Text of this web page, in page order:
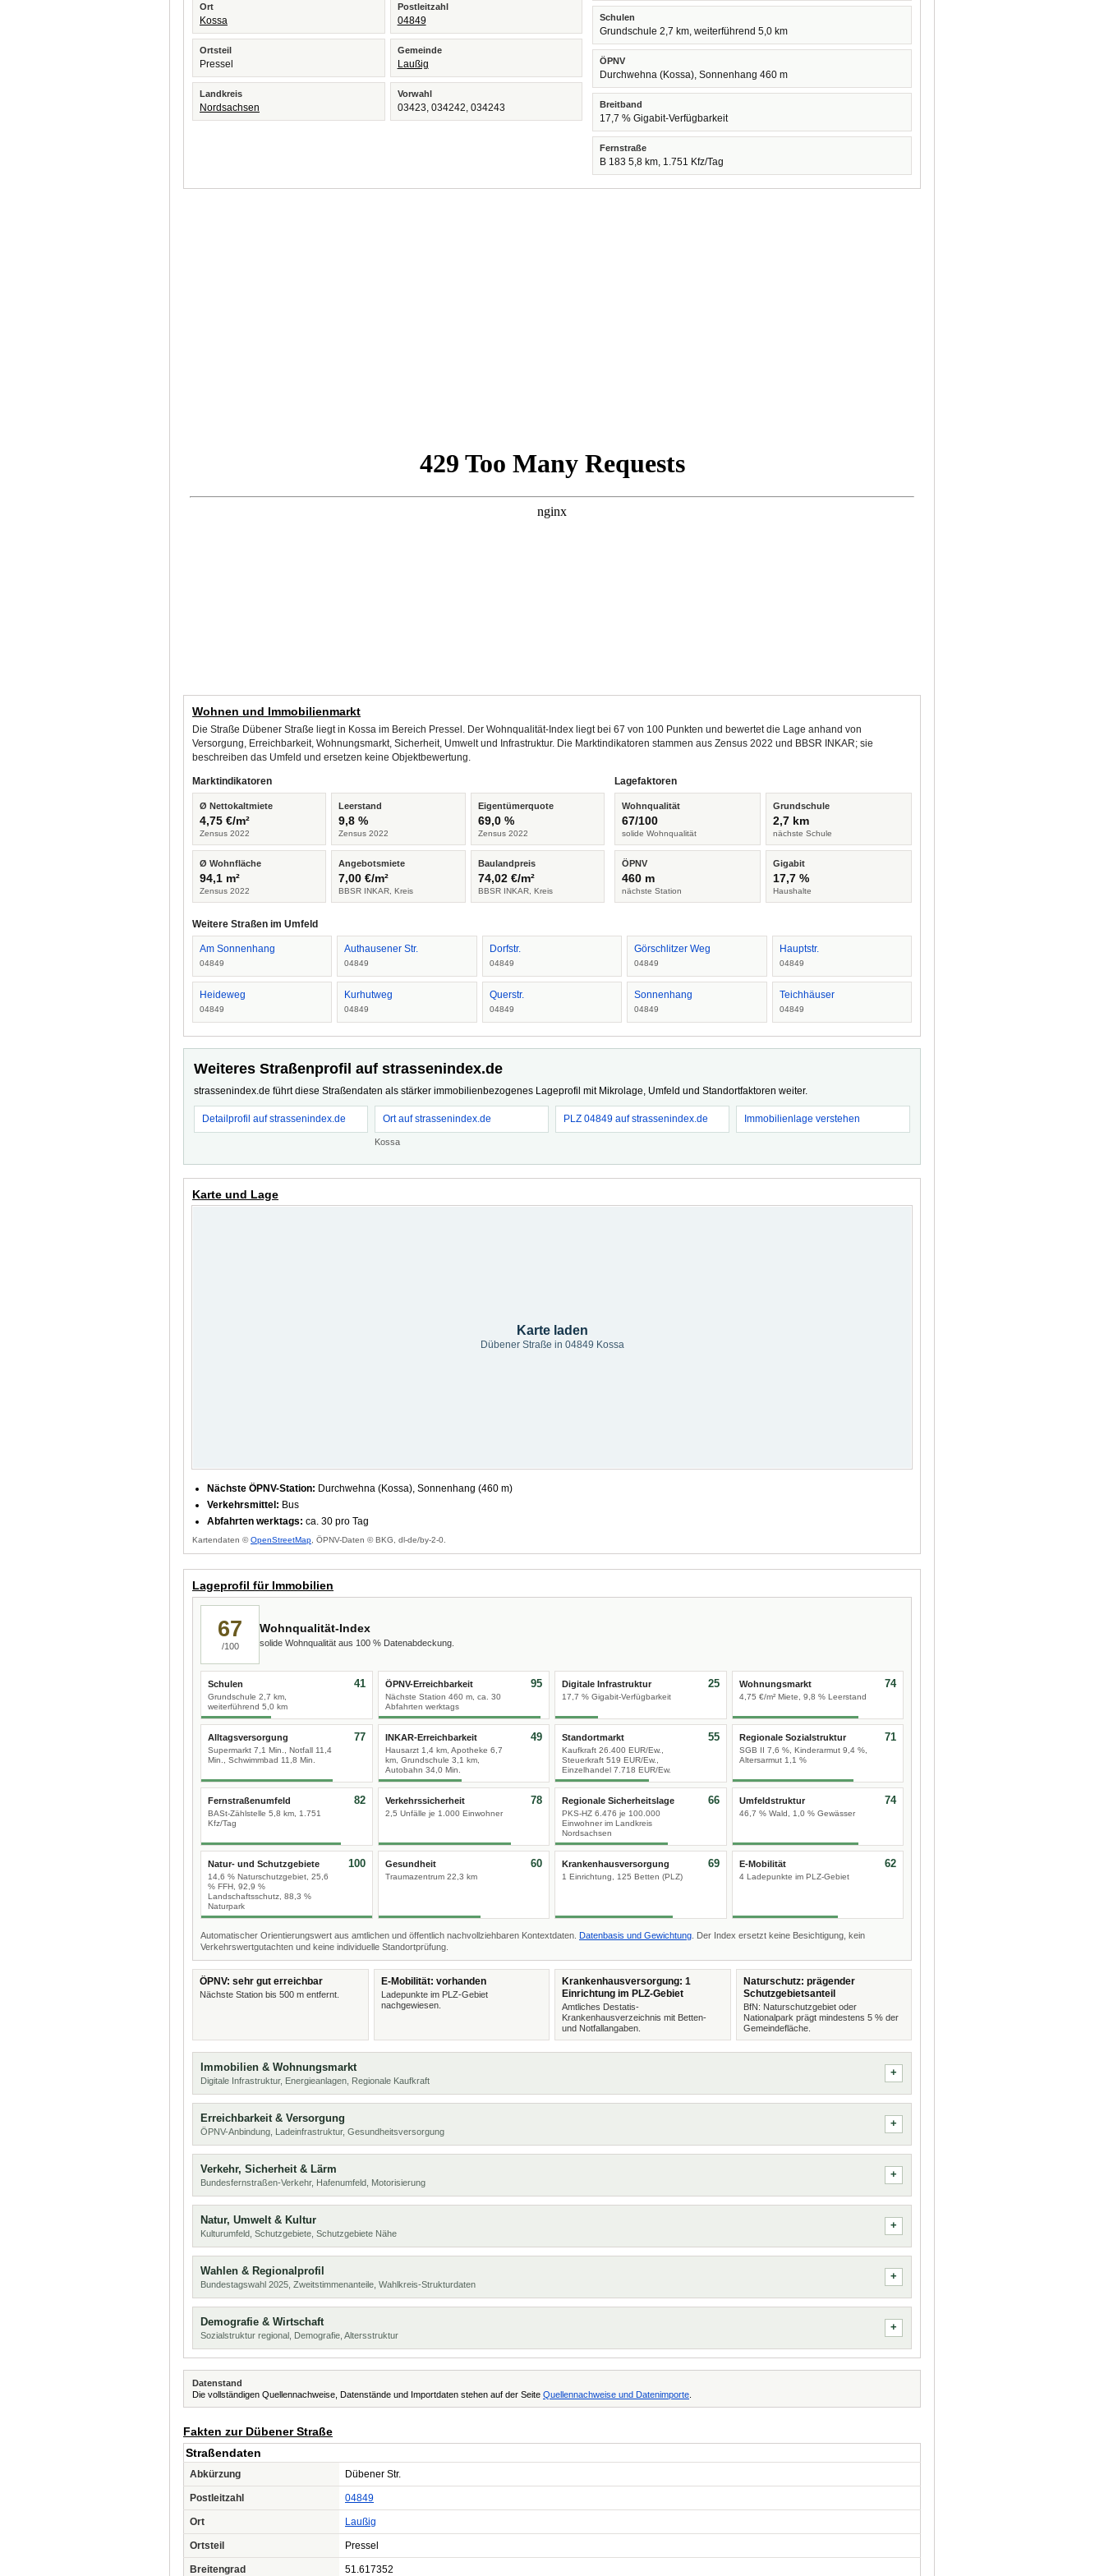
Ort
Kossa
Postleitzahl
04849
Ortsteil
Pressel
Gemeinde
Laußig
Landkreis
Nordsachsen
Vorwahl
03423, 034242, 034243
Schulen
Grundschule 2,7 km, weiterführend 5,0 km
ÖPNV
Durchwehna (Kossa), Sonnenhang 460 m
Breitband
17,7 % Gigabit-Verfügbarkeit
Fernstraße
B 183 5,8 km, 1.751 Kfz/Tag
Wohnen und Immobilienmarkt
Die Straße Dübener Straße liegt in Kossa im Bereich Pressel. Der Wohnqualität-Index liegt bei 67 von 100 Punkten und bewertet die Lage anhand von
Versorgung, Erreichbarkeit, Wohnungsmarkt, Sicherheit, Umwelt und Infrastruktur. Die Marktindikatoren stammen aus Zensus 2022 und BBSR INKAR; sie
beschreiben das Umfeld und ersetzen keine Objektbewertung.
Marktindikatoren
Ø Nettokaltmiete
4,75 €/m²
Zensus 2022
Leerstand
9,8 %
Zensus 2022
Eigentümerquote
69,0 %
Zensus 2022
Ø Wohnfläche
94,1 m²
Zensus 2022
Angebotsmiete
7,00 €/m²
BBSR INKAR, Kreis
Baulandpreis
74,02 €/m²
BBSR INKAR, Kreis
Lagefaktoren
Wohnqualität
67/100
solide Wohnqualität
Grundschule
2,7 km
nächste Schule
ÖPNV
460 m
nächste Station
Gigabit
17,7 %
Haushalte
Weitere Straßen im Umfeld
Am Sonnenhang
04849
Authausener Str.
04849
Dorfstr.
04849
Görschlitzer Weg
04849
Hauptstr.
04849
Heideweg
04849
Kurhutweg
04849
Querstr.
04849
Sonnenhang
04849
Teichhäuser
04849
Weiteres Straßenprofil auf strassenindex.de
strassenindex.de führt diese Straßendaten als stärker immobilienbezogenes Lageprofil mit Mikrolage, Umfeld und Standortfaktoren weiter.
Detailprofil auf strassenindex.de Ort auf strassenindex.de
Kossa
PLZ 04849 auf strassenindex.de Immobilienlage verstehen
Karte und Lage
Karte laden
Dübener Straße in 04849 Kossa
Nächste ÖPNV-Station: Durchwehna (Kossa), Sonnenhang (460 m)
Verkehrsmittel: Bus
Abfahrten werktags: ca. 30 pro Tag
Kartendaten ©OpenStreetMap , ÖPNV-Daten © BKG, dl-de/by-2-0.
Lageprofil für Immobilien
67
/100
Wohnqualität-Index
solide Wohnqualität aus 100 % Datenabdeckung.
Schulen
Grundschule 2,7 km,
weiterführend 5,0 km
41 ÖPNV-Erreichbarkeit
Nächste Station 460 m, ca. 30
Abfahrten werktags
95 Digitale Infrastruktur
17,7 % Gigabit-Verfügbarkeit
25 Wohnungsmarkt
4,75 €/m² Miete, 9,8 % Leerstand
74
Alltagsversorgung
Supermarkt 7,1 Min., Notfall 11,4
Min., Schwimmbad 11,8 Min.
77 INKAR-Erreichbarkeit
Hausarzt 1,4 km, Apotheke 6,7
km, Grundschule 3,1 km,
Autobahn 34,0 Min.
49 Standortmarkt
Kaufkraft 26.400 EUR/Ew.,
Steuerkraft 519 EUR/Ew.,
Einzelhandel 7.718 EUR/Ew.
55 Regionale Sozialstruktur
SGB II 7,6 %, Kinderarmut 9,4 %,
Altersarmut 1,1 %
71
Fernstraßenumfeld
BASt-Zählstelle 5,8 km, 1.751
Kfz/Tag
82 Verkehrssicherheit
2,5 Unfälle je 1.000 Einwohner
78 Regionale Sicherheitslage
PKS-HZ 6.476 je 100.000
Einwohner im Landkreis
Nordsachsen
66 Umfeldstruktur
46,7 % Wald, 1,0 % Gewässer
74
Natur- und Schutzgebiete
14,6 % Naturschutzgebiet, 25,6
% FFH, 92,9 %
Landschaftsschutz, 88,3 %
Naturpark
100 Gesundheit
Traumazentrum 22,3 km
60 Krankenhausversorgung
1 Einrichtung, 125 Betten (PLZ)
69 E-Mobilität
4 Ladepunkte im PLZ-Gebiet
62
Automatischer Orientierungswert aus amtlichen und öffentlich nachvollziehbaren Kontextdaten. Datenbasis und Gewichtung . Der Index ersetzt keine Besichtigung, kein
Verkehrswertgutachten und keine individuelle Standortprüfung.
ÖPNV: sehr gut erreichbar
Nächste Station bis 500 m entfernt.
E-Mobilität: vorhanden
Ladepunkte im PLZ-Gebiet
nachgewiesen.
Krankenhausversorgung: 1
Einrichtung im PLZ-Gebiet
Amtliches Destatis-
Krankenhausverzeichnis mit Betten-
und Notfallangaben.
Naturschutz: prägender
Schutzgebietsanteil
BfN: Naturschutzgebiet oder
Nationalpark prägt mindestens 5 % der
Gemeindefläche.
Immobilien & Wohnungsmarkt
Digitale Infrastruktur, Energieanlagen, Regionale Kaufkraft
Erreichbarkeit & Versorgung
ÖPNV-Anbindung, Ladeinfrastruktur, Gesundheitsversorgung
Verkehr, Sicherheit & Lärm
Bundesfernstraßen-Verkehr, Hafenumfeld, Motorisierung
Natur, Umwelt & Kultur
Kulturumfeld, Schutzgebiete, Schutzgebiete Nähe
Wahlen & Regionalprofil
Bundestagswahl 2025, Zweitstimmenanteile, Wahlkreis-Strukturdaten
Demografie & Wirtschaft
Sozialstruktur regional, Demografie, Altersstruktur
Datenstand
Die vollständigen Quellennachweise, Datenstände und Importdaten stehen auf der Seite Quellennachweise und Datenimporte
Fakten zur Dübener Straße
Straßendaten
Abkürzung Dübener Str.
Postleitzahl 04849
Ort Laußig
Ortsteil Pressel
Breitengrad 51.617352